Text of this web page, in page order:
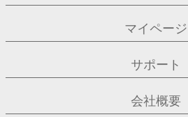
マイページ
サポート
会社概要